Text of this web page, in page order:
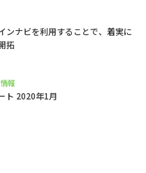
ンナビを利用することで、着実に
拓
報
ト 2020年1月